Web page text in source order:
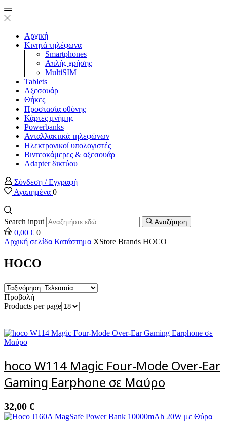
Αρχική
Κινητά τηλέφωνα
Smartphones
Απλής χρήσης
MultiSIM
Tablets
Αξεσουάρ
Θήκες
Προστασία οθόνης
Κάρτες μνήμης
Powerbanks
Ανταλλακτικά τηλεφώνων
Ηλεκτρονικοί υπολογιστές
Βιντεοκάμερες & αξεσουάρ
Adapter δικτύου
Σύνδεση / Εγγραφή
Αγαπημένα 0
Search input Αναζήτηση
0,00 € 0
Αρχική σελίδα Κατάστημα XStore Brands HOCO
HOCO
Προβολή
Products per page
hoco W114 Magic Four-Mode Over-Ear
Gaming Earphone σε Μαύρο
32,00 €